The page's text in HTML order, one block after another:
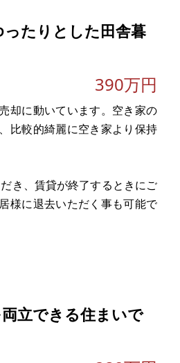
たりとした田舎暮
390万円
却に動いています。空き家の
比較的綺麗に空き家より保持
き、賃貸が終了するときにご
様に退去いただく事も可能で
立できる住まいで